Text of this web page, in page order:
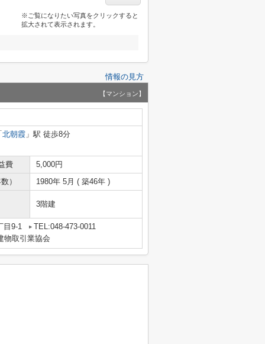
※ご覧になりたい写真をクリックすると
拡大されて表示されます。
情報の見方
【マンション】
北朝霞 」駅 徒歩8分
費
5,000円
）
1980年 5月 ( 築46年 )
3階建
目9-1
TEL:048-473-0011
物取引業協会